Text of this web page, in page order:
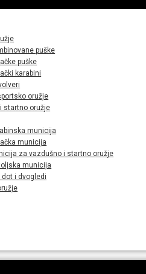
puške
puške
karabini
oružje
startno oružje
municija
municija
za vazdušno i startno oružje
municija
dot i dvogledi